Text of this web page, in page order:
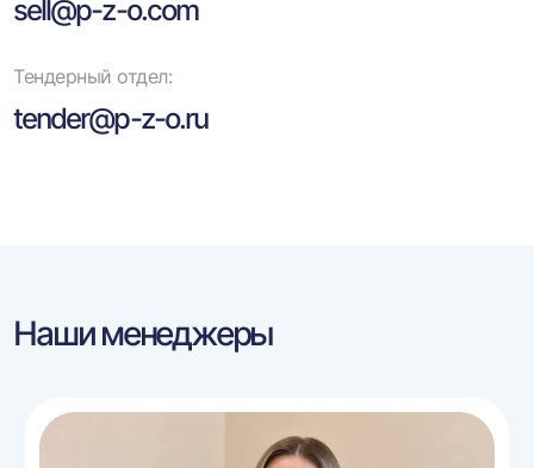
sell@p-z-o.com
Тендерный отдел:
tender@p-z-o.ru
Наши менеджеры